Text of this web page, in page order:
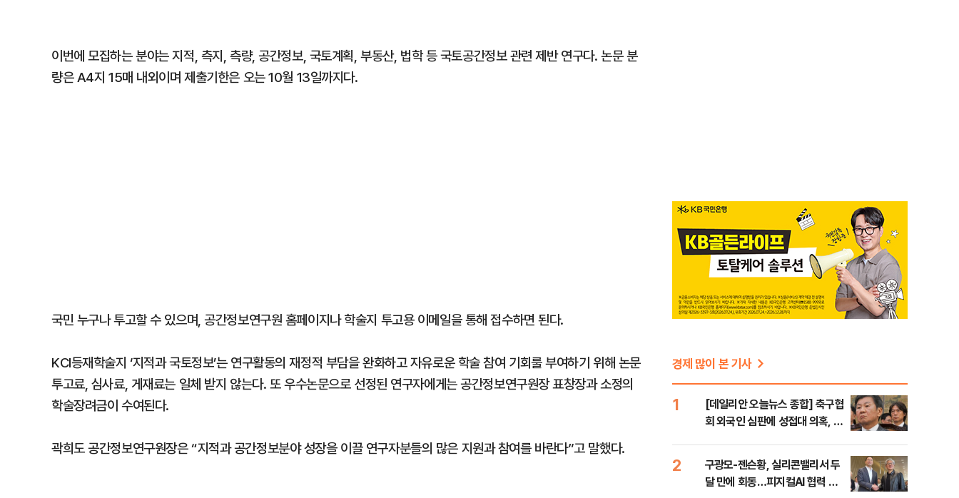
이번에 모집하는 분야는 지적, 측지, 측량, 공간정보, 국토계획, 부동산, 법학 등 국토공간정보 관련 제반 연구다. 논문 분
량은 A4지 15매 내외이며 제출기한은 오는 10월 13일까지다.
국민 누구나 투고할 수 있으며, 공간정보연구원 홈페이지나 학술지 투고용 이메일을 통해 접수하면 된다.
KCI등재학술지 ‘지적과 국토정보’는 연구활동의 재정적 부담을 완화하고 자유로운 학술 참여 기회룰 부여하기 위해 논문
투고료, 심사료, 게재료는 일체 받지 않는다. 또 우수논문으로 선정된 연구자에게는 공간정보연구원장 표창장과 소정의
학술장려금이 수여된다.
곽희도 공간정보연구원장은 “지적과 공간정보분야 성장을 이끌 연구자분들의 많은 지원과 참여를 바란다”고 말했다.
경제 많이 본 기사
1
[데일리안 오늘뉴스 종합] 축구협
회 외국인 심판에 성접대 의혹, 李
나, 삼전닉스 올인은 금물, SK하
이닉스 프리마켓 시초가 논란 재
점화, 김민석 "과반 승리 가능성
2
구광모-젠슨황, 실리콘밸리서 두
달 만에 회동…피지컬AI 협력 논